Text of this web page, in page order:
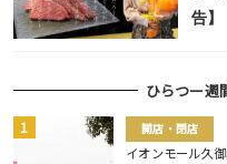
告】
ひらつー週
開店・閉店
イオンモール久